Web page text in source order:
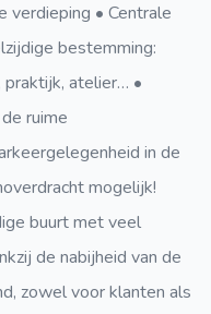
• Centrale
bestemming:
praktijk, atelier… •
ruime
in de
mogelijk!
buurt met veel
de nabijheid van de
zowel voor klanten als